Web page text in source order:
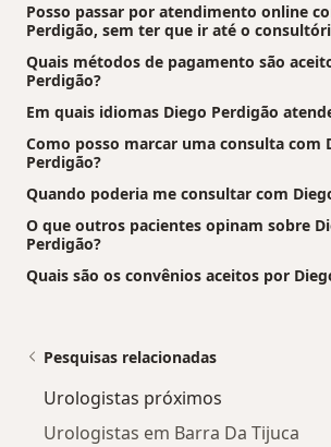
Posso passar por atendimento online
Perdigão, sem ter que ir até o
Quais métodos de pagamento são
Perdigão?
Em quais idiomas Diego Perdigão
Como posso marcar uma consulta com
Perdigão?
Quando poderia me consultar com
O que outros pacientes opinam sobre
Perdigão?
Quais são os convênios aceitos por
Pesquisas relacionadas
Urologistas próximos
Urologistas em Barra Da Tijuca